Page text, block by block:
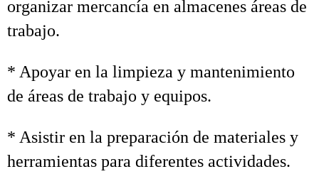
organizar mercancía en almacenes áreas de
trabajo.
* Apoyar en la limpieza y mantenimiento
de áreas de trabajo y equipos.
* Asistir en la preparación de materiales y
herramientas para diferentes actividades.